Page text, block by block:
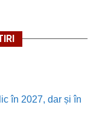
în 2027, dar și în